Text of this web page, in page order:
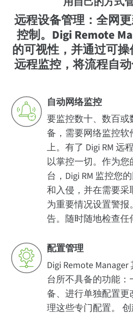
远程设备管理：全网
控制。Digi Remote
的可视性，并通过可
远程监控，将流程自动
自动网络监控
要监控数十、数百
备，需要网络监控软
上。有了 Digi RM 远
以掌控一切。作为您
台，Digi RM 监控您
和入侵，并在需要采
为重要情况设置警
告。随时随地检查任
配置管理
Digi Remote
台所不具备的功能
备、进行单独配置
理这些专门配置。 创